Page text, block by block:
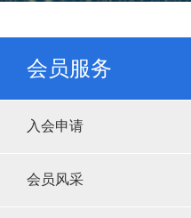
会员服务
入会申请
会员风采